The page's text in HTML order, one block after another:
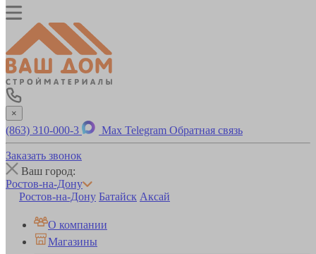
×
(863) 310-000-3 Max Telegram Обратная связь
Заказать звонок
Ваш город:
Ростов-на-Дону
Ростов-на-Дону Батайск Аксай
О компании
Магазины